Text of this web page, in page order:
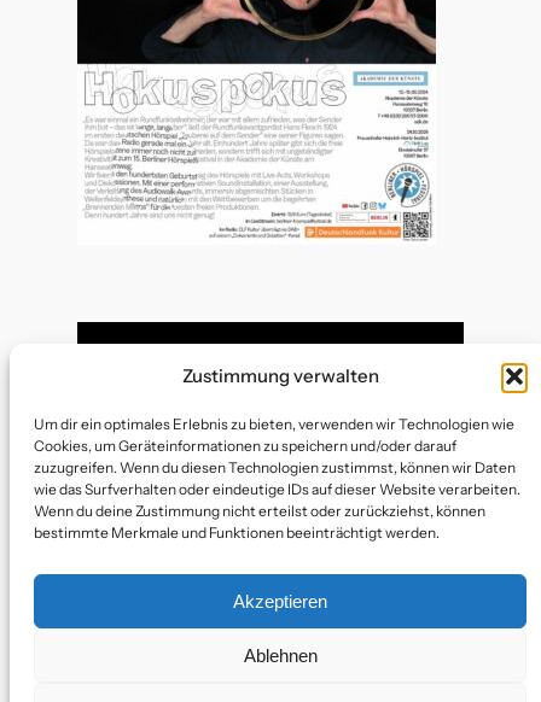
Zustimmung verwalten
Um dir ein optimales Erlebnis zu bieten, verwenden wir Technologien wie
Cookies, um Geräteinformationen zu speichern und/oder darauf
zuzugreifen. Wenn du diesen Technologien zustimmst, können wir Daten
wie das Surfverhalten oder eindeutige IDs auf dieser Website verarbeiten.
Wenn du deine Zustimmung nicht erteilst oder zurückziehst, können
bestimmte Merkmale und Funktionen beeinträchtigt werden.
Akzeptieren
Ablehnen
Pressemitteilung vom 11. Juni 2024 (PDF)